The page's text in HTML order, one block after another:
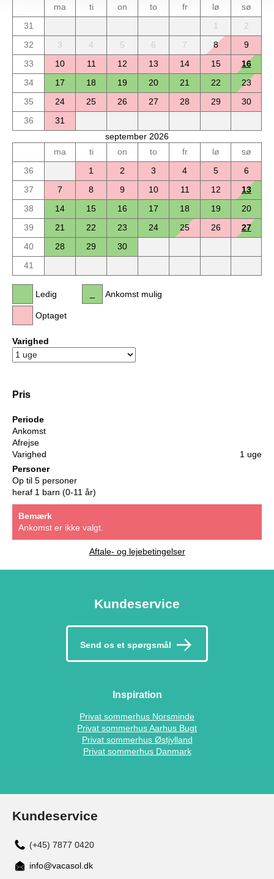
ma
ti on to fr lø
sø
31
1
2
32
3 4 5 6 7 8
9
33
10 11 12 13 14 15
16
34
17 18 19 20 21 22
23
35
24 25 26 27 28 29
30
36
31
september 2026
ma
ti on to fr lø
sø
36
1 2 3 4 5
6
37
7 8 9 10 11 12
13
38
14 15 16 17 18 19
20
39
21 22 23 24 25 26
27
40
28 29
30
41
Ledig
Optaget
Ankomst mulig
Varighed
Pris
Periode
Ankomst
Afrejse
Varighed
1 uge
Personer
Op til 5 personer
heraf 1 barn (0-11 år)
Bemærk
Ankomst er ikke valgt.
Aftale- og lejebetingelser
Kundeservice
Send os et spørgsmål
Inspiration
Privat sommerhus Norsminde
Privat sommerhus Aarhus Bugt
Privat sommerhus Østjylland
Privat sommerhus Danmark
Kundeservice
(+45) 7877 0420
info@vacasol.dk